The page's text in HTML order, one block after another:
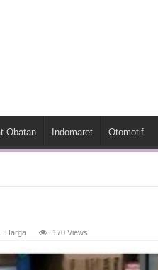
Obatan Indomaret Otomotif
Harga 170 Views